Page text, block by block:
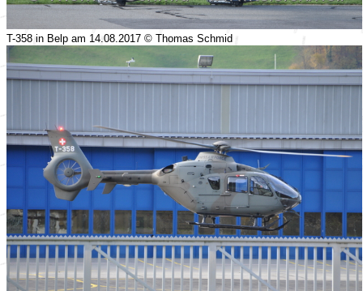
T-358 in Belp am 14.08.2017 © Thomas Schmid